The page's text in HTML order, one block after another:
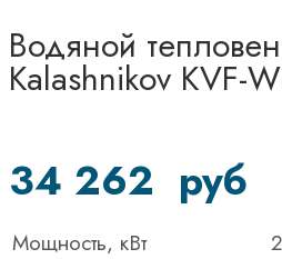
Водяной
Kalashnikov KVF-
34 262 руб
Мощность, кВт